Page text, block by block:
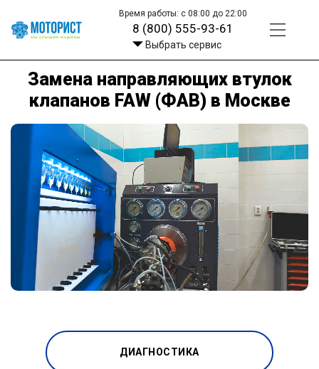
Время работы: с 08:00 до 22:00
8 (800) 555-93-61
Выбрать сервис
Замена направляющих втулок
клапанов FAW (ФАВ) в Москве
ДИАГНОСТИКА